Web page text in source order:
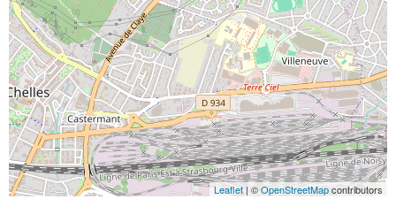
Leaflet | ©OpenStreetMapcontributors